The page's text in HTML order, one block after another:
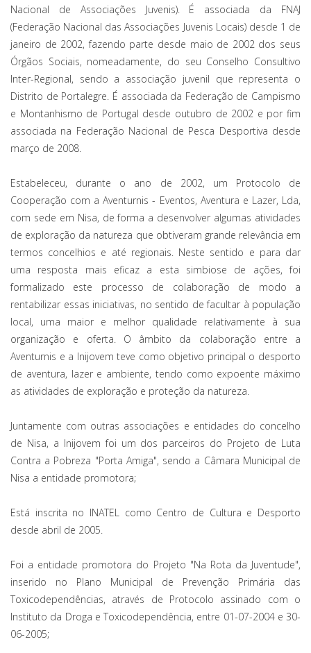
Nacional de Associações Juvenis). É associada da FNAJ
(Federação Nacional das Associações Juvenis Locais) desde 1 de
janeiro de 2002, fazendo parte desde maio de 2002 dos seus
Órgãos Sociais, nomeadamente, do seu Conselho Consultivo
Inter-Regional, sendo a associação juvenil que representa o
Distrito de Portalegre. É associada da Federação de Campismo
e Montanhismo de Portugal desde outubro de 2002 e por fim
associada na Federação Nacional de Pesca Desportiva desde
março de 2008.
Estabeleceu, durante o ano de 2002, um Protocolo de
Cooperação com a Aventurnis - Eventos, Aventura e Lazer, Lda,
com sede em Nisa, de forma a desenvolver algumas atividades
de exploração da natureza que obtiveram grande relevância em
termos concelhios e até regionais. Neste sentido e para dar
uma resposta mais eficaz a esta simbiose de ações, foi
formalizado este processo de colaboração de modo a
rentabilizar essas iniciativas, no sentido de facultar à população
local, uma maior e melhor qualidade relativamente à sua
organização e oferta. O âmbito da colaboração entre a
Aventurnis e a Inijovem teve como objetivo principal o desporto
de aventura, lazer e ambiente, tendo como expoente máximo
as atividades de exploração e proteção da natureza.
Juntamente com outras associações e entidades do concelho
de Nisa, a Inijovem foi um dos parceiros do Projeto de Luta
Contra a Pobreza "Porta Amiga", sendo a Câmara Municipal de
Nisa a entidade promotora;
Está inscrita no INATEL como Centro de Cultura e Desporto
desde abril de 2005.
Foi a entidade promotora do Projeto "Na Rota da Juventude",
inserido no Plano Municipal de Prevenção Primária das
Toxicodependências, através de Protocolo assinado com o
Instituto da Droga e Toxicodependência, entre 01-07-2004 e 30-
06-2005;